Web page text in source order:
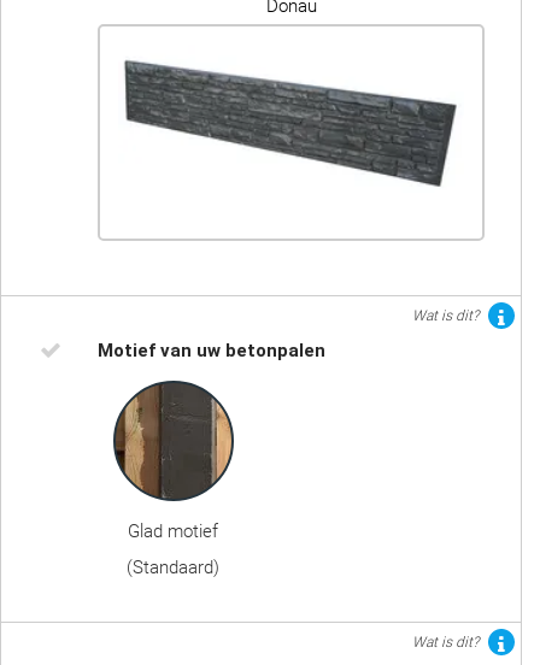
Donau
Wat is dit?
Motief van uw betonpalen
Glad motief
(Standaard)
Wat is dit?